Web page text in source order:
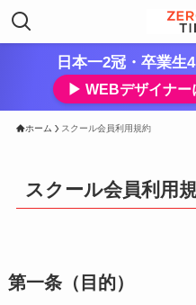
日本一2冠・卒業生
▶︎ WEBデザイナー
ホーム スクール会員利用規約
スクール会員利用
第一条（目的）